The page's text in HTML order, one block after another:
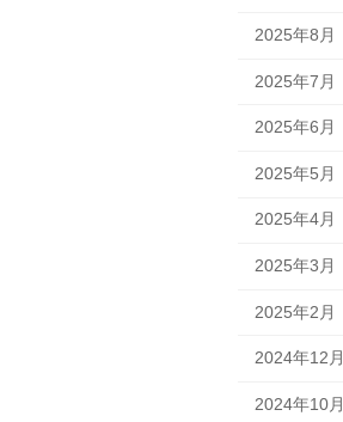
2025年8月
2025年7月
2025年6月
2025年5月
2025年4月
2025年3月
2025年2月
2024年12月
2024年10月